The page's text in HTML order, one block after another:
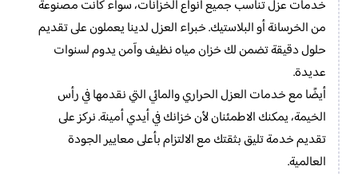
خدمات عزل تناسب جميع أنواع الخزانات، سواء كانت مصنوعة
من الخرسانة أو البلاستيك. خبراء العزل لدينا يعملون على تقديم
حلول دقيقة تضمن لك خزان مياه نظيف وآمن يدوم لسنوات
عديدة.
أيضًا مع خدمات العزل الحراري والمائي التي نقدمها في رأس
الخيمة، يمكنك الاطمئنان لأن خزانك في أيدي أمينة. نركز على
تقديم خدمة تليق بثقتك مع الالتزام بأعلى معايير الجودة
العالمية.